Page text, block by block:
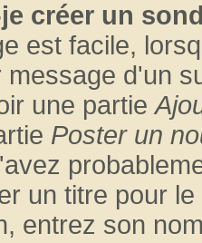
créer un
est facile,
message d'un
une partie
Poster un
un titre pour
entrez son